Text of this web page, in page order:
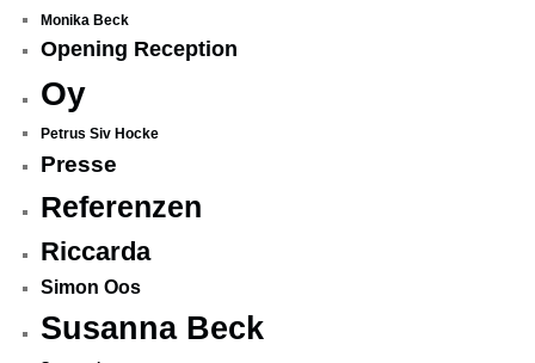
Monika Beck
Opening Reception
Oy
Petrus Siv Hocke
Presse
Referenzen
Riccarda
Simon Oos
Susanna Beck